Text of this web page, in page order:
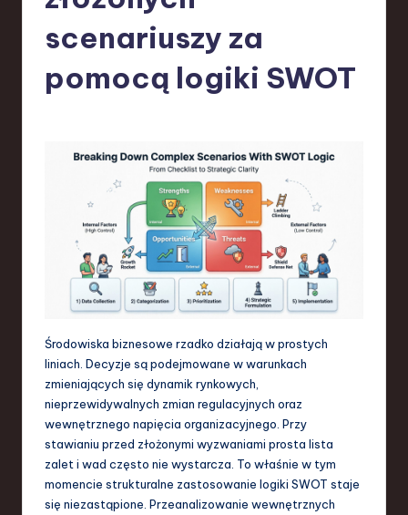
in
S
o
scenariuszy za
pomocą logiki SWOT
Środowiska biznesowe rzadko działają w prostych
liniach. Decyzje są podejmowane w warunkach
zmieniających się dynamik rynkowych,
nieprzewidywalnych zmian regulacyjnych oraz
wewnętrznego napięcia organizacyjnego. Przy
stawianiu przed złożonymi wyzwaniami prosta lista
zalet i wad często nie wystarcza. To właśnie w tym
momencie strukturalne zastosowanie logiki SWOT staje
się niezastąpione. Przeanalizowanie wewnętrznych